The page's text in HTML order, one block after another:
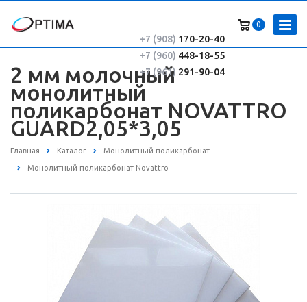
0
+7 (908) 170-20-40
+7 (960) 448-18-55
+7 (961) 291-90-04
2 мм молочный
монолитный
поликарбонат NOVATTRO
GUARD2,05*3,05
Главная Каталог Монолитный поликарбонат
Монолитный поликарбонат Novattro